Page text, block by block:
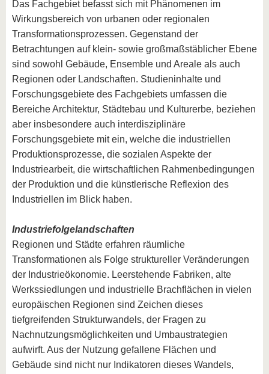
Das Fachgebiet befasst sich mit Phänomenen im
Wirkungsbereich von urbanen oder regionalen
Transformationsprozessen. Gegenstand der
Betrachtungen auf klein- sowie großmaßstäblicher Ebene
sind sowohl Gebäude, Ensemble und Areale als auch
Regionen oder Landschaften. Studieninhalte und
Forschungsgebiete des Fachgebiets umfassen die
Bereiche Architektur, Städtebau und Kulturerbe, beziehen
aber insbesondere auch interdisziplinäre
Forschungsgebiete mit ein, welche die industriellen
Produktionsprozesse, die sozialen Aspekte der
Industriearbeit, die wirtschaftlichen Rahmenbedingungen
der Produktion und die künstlerische Reflexion des
Industriellen im Blick haben.
Industriefolgelandschaften
Regionen und Städte erfahren räumliche
Transformationen als Folge struktureller Veränderungen
der Industrieökonomie. Leerstehende Fabriken, alte
Werkssiedlungen und industrielle Brachflächen in vielen
europäischen Regionen sind Zeichen dieses
tiefgreifenden Strukturwandels, der Fragen zu
Nachnutzungsmöglichkeiten und Umbaustrategien
aufwirft. Aus der Nutzung gefallene Flächen und
Gebäude sind nicht nur Indikatoren dieses Wandels,